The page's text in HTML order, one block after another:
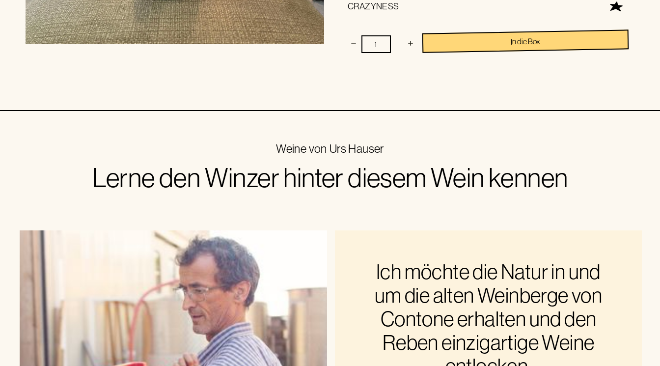
CRAZYNESS
In die Box
Weine von Urs Hauser
Lerne den Winzer hinter diesem Wein kennen
Ich möchte die Natur in und
um die alten Weinberge von
Contone erhalten und den
Reben einzigartige Weine